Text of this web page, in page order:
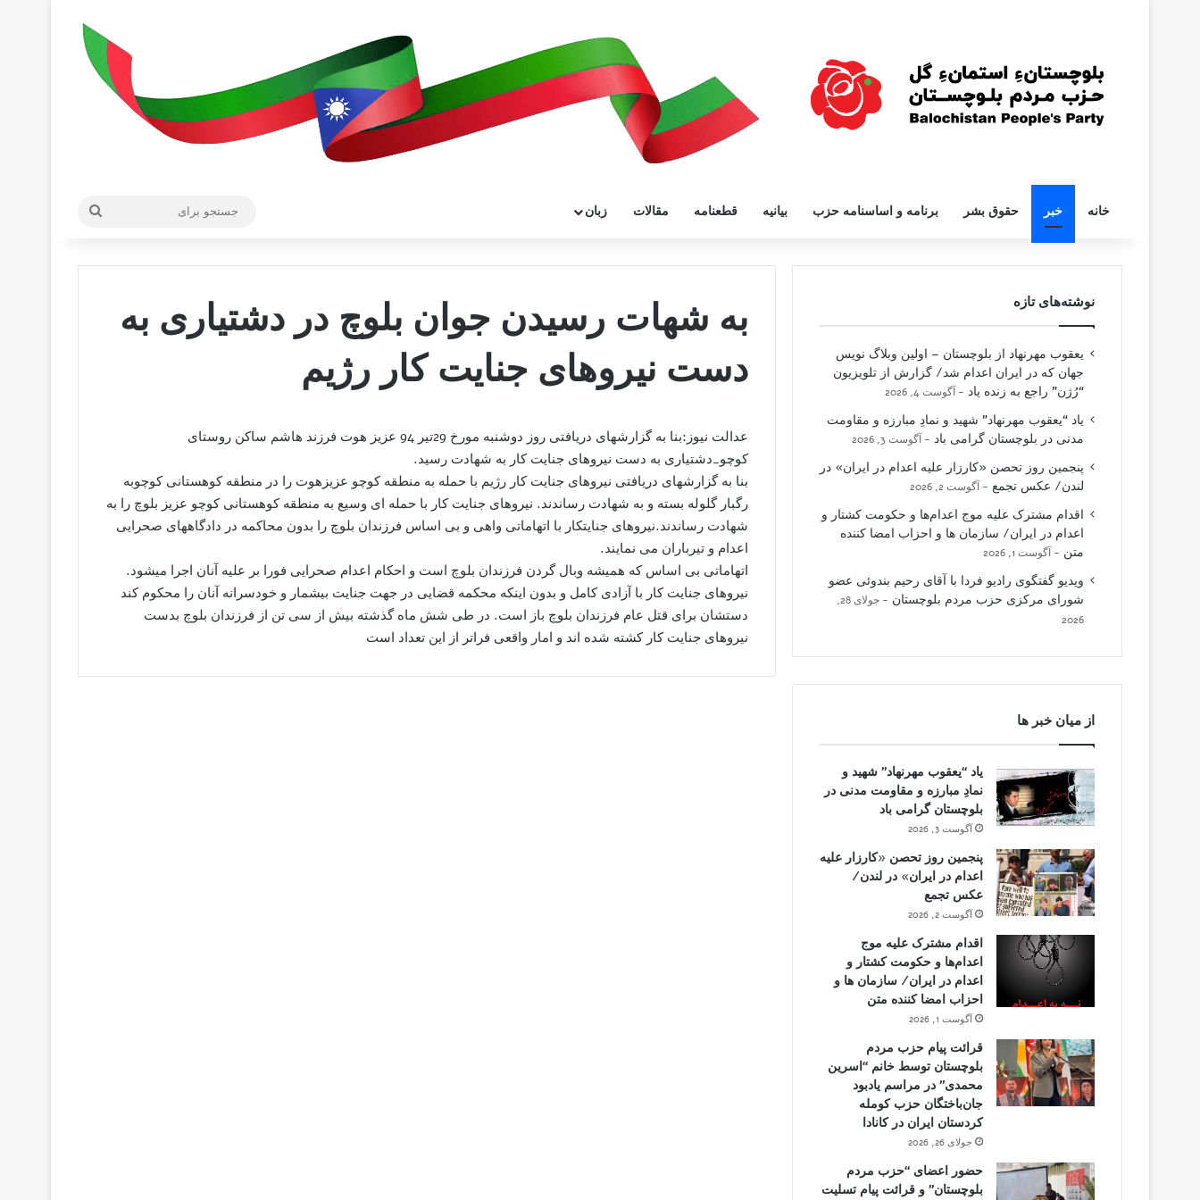
خانه خبر حقوق بشر برنامه و اساسنامه حزب بیانیه قطعنامه مقالات زبان
به شهات رسیدن جوان بلوچ در دشتیاری به
دست نیروهای جنایت کار رژیم
عدالت نیوز:بنا به گزارشهای دریافتی روز دوشنبه مورخ 29تیر 94 عزیز هوت فرزند هاشم ساکن روستای
کوچو_دشتیاری به دست نیروهای جنایت کار به شهادت رسید.
بنا به گزارشهای دریافتی نیروهای جنایت کار رژیم با حمله به منطقه کوچو عزیزهوت را در منطقه کوهستانی کوچوبه
رگبار گلوله بسته و به شهادت رساندند. نیروهای جنایت کار با حمله ای وسیع به منطقه کوهستانی کوچو عزیز بلوچ را به
شهادت رساندند.نیروهای جنایتکار با اتهاماتی واهی و بی اساس فرزندان بلوچ را بدون محاکمه در دادگاههای صحرایی
اعدام و تیرباران می نمایند.
اتهاماتی بی اساس که همیشه وبال گردن فرزندان بلوچ است و احکام اعدام صحرایی فورا بر علیه آنان اجرا میشود.
نیروهای جنایت کار با آزادی کامل و بدون اینکه محکمه قضایی در جهت جنایت بیشمار و خودسرانه آنان را محکوم کند
دستشان برای قتل عام فرزندان بلوچ باز است. در طی شش ماه گذشته بیش از سی تن از فرزندان بلوچ بدست
نیروهای جنایت کار کشته شده اند و امار واقعی فراتر از این تعداد است
نوشته‌های تازه
یعقوب مهرنهاد از بلوچستان – اولین وبلاگ نویس
جهان که در ایران اعدام شد/ گزارش از تلویزیون
“رُژن” راجع به زنده یاد
آگوست 4, 2026
یاد “یعقوب مهرنهاد” شهید و نمادِ مبارزه و مقاومت
مدنی در بلوچستان گرامی باد
آگوست 3, 2026
پنجمین روز تحصن «کارزار علیه اعدام در ایران» در
لندن/ عکس تجمع
آگوست 2, 2026
اقدام مشترک علیه موج اعدام‌ها و حکومت کشتار و
اعدام در ایران/ سازمان ها و احزاب امضا کننده
متن
آگوست 1, 2026
ویدیو گفتگوی رادیو فردا با آقای رحیم بندوئی عضو
شورای مرکزی حزب مردم بلوچستان
جولای 28,
2026
از میان خبر ها
یاد “یعقوب مهرنهاد” شهید و
نمادِ مبارزه و مقاومت مدنی در
بلوچستان گرامی باد
آگوست 3, 2026
پنجمین روز تحصن «کارزار علیه
اعدام در ایران» در لندن/
عکس تجمع
آگوست 2, 2026
اقدام مشترک علیه موج
اعدام‌ها و حکومت کشتار و
اعدام در ایران/ سازمان ها و
احزاب امضا کننده متن
آگوست 1, 2026
قرائت پیام حزب مردم
بلوچستان توسط خانم “اسرین
محمدی” در مراسم یادبود
جان‌باختگان حزب کومله
کردستان ایران در کانادا
جولای 26, 2026
حضور اعضای “حزب مردم
بلوچستان” و قرائت پیام تسلیت